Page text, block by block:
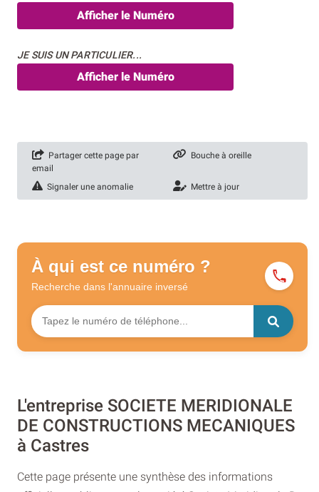
Afficher le Numéro
JE SUIS UN PARTICULIER...
Afficher le Numéro
Partager cette page par
email
Bouche à oreille
Signaler une anomalie Mettre à jour
À qui est ce numéro ?
Recherche dans l'annuaire inversé
L'entreprise SOCIETE MERIDIONALE
DE CONSTRUCTIONS MECANIQUES
à Castres
Cette page présente une synthèse des informations